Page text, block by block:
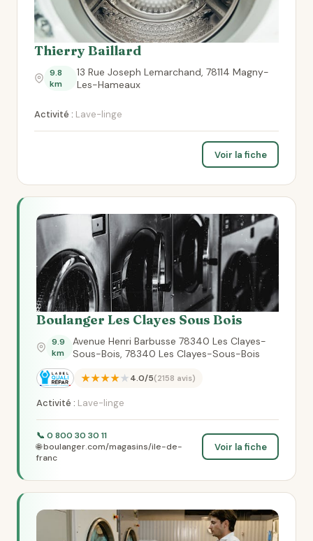
Thierry Baillard
9.8
km
13 Rue Joseph Lemarchand, 78114 Magny-
Les-Hameaux
Activité : Lave-linge
Voir la fiche
Boulanger Les Clayes Sous Bois
9.9
km
Avenue Henri Barbusse 78340 Les Clayes-
Sous-Bois, 78340 Les Clayes-Sous-Bois
★★★★★4.0/5(2158 avis)
Activité : Lave-linge
📞 0 800 30 30 11
🌐 boulanger.com/magasins/ile-de-
franc
Voir la fiche